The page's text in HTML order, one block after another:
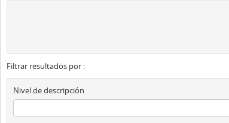
Filtrar resultados por :
Nivel de descripción